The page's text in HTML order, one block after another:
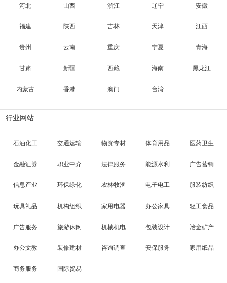
河北 山西 浙江 辽宁 安徽
福建 陕西 吉林 天津 江西
贵州 云南 重庆 宁夏 青海
甘肃 新疆 西藏 海南 黑龙江
内蒙古 香港 澳门 台湾
行业网站
石油化工 交通运输 物资专材 体育用品 医药卫生
金融证券 职业中介 法律服务 能源水利 广告营销
信息产业 环保绿化 农林牧渔 电子电工 服装纺织
玩具礼品 机构组织 家用电器 办公家具 轻工食品
广告服务 旅游休闲 机械机电 包装设计 冶金矿产
办公文教 装修建材 咨询调查 安保服务 家用纸品
商务服务 国际贸易